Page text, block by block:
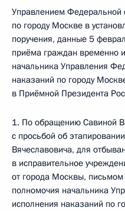
Управлением Федеральной
по городу Москве в
поручения, данные 5
приёма граждан временно
начальника Управления
наказаний по городу
в Приёмной Президента
1. По обращению Савиной
с просьбой об
Вячеславовича, для
в исправительное
от города Москвы,
полномочия начальника
исполнения наказаний по